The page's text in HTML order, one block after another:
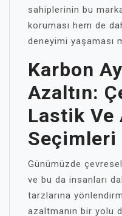
sahiplerinin bu
koruması hem de
deneyimi yaşaması
Karbon
Azaltın:
Lastik Ve
Seçimleri
Günümüzde
ve bu da insanları
tarzlarına
azaltmanın bir yolu